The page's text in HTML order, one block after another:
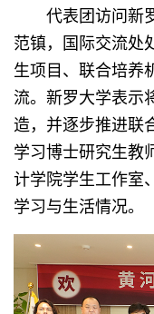
代表团访问新
范镇，国际交流处
生项目、联合培养
流。新罗大学表示
造，并逐步推进联
学习博士研究生教
计学院学生工作室
学习与生活情况。